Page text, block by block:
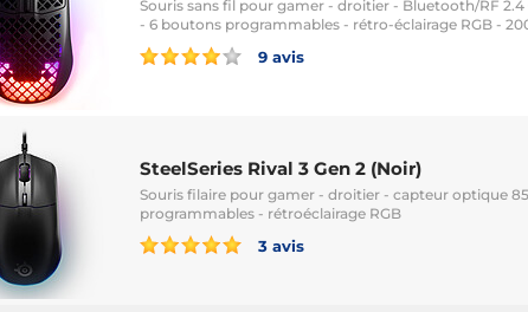
Souris sans fil pour gamer - droitier - Bluetooth/RF
- 6 boutons programmables - rétro-éclairage RGB -
9 avis
SteelSeries Rival 3 Gen 2 (Noir)
Souris filaire pour gamer - droitier - capteur optique
programmables - rétroéclairage RGB
3 avis